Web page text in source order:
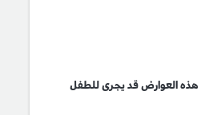
العوارض قد يجرى للطفل